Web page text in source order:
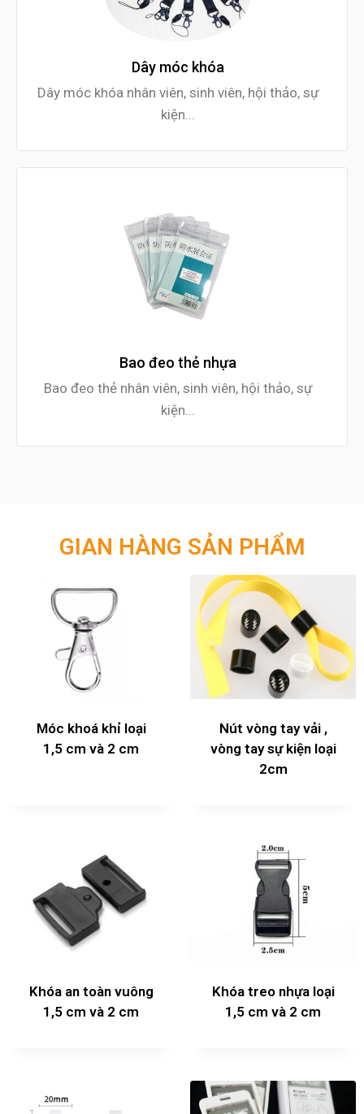
Dây móc khóa
Dây móc khóa nhân viên, sinh viên, hội thảo, sự
kiện...
Bao đeo thẻ nhựa
Bao đeo thẻ nhân viên, sinh viên, hội thảo, sự
kiện...
GIAN HÀNG SẢN PHẨM
Móc khoá khỉ loại
1,5 cm và 2 cm
Nút vòng tay vải ,
vòng tay sự kiện loại
2cm
Khóa an toàn vuông
1,5 cm và 2 cm
Khóa treo nhựa loại
1,5 cm và 2 cm